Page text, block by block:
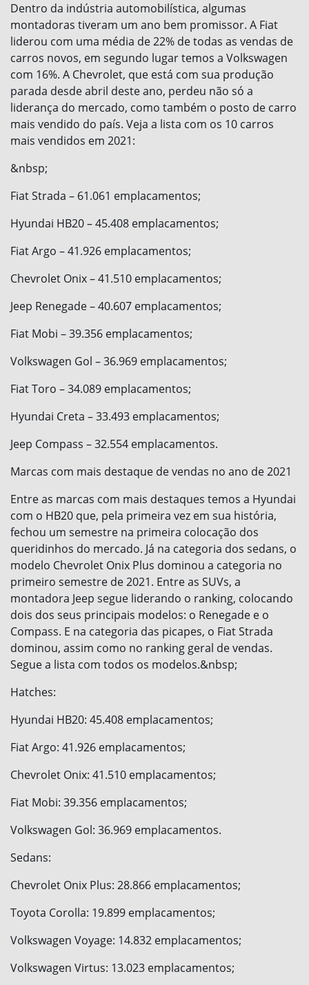
Dentro da indústria automobilística, algumas
montadoras tiveram um ano bem promissor. A Fiat
liderou com uma média de 22% de todas as vendas de
carros novos, em segundo lugar temos a Volkswagen
com 16%. A Chevrolet, que está com sua produção
parada desde abril deste ano, perdeu não só a
liderança do mercado, como também o posto de carro
mais vendido do país. Veja a lista com os 10 carros
mais vendidos em 2021:
&nbsp;
Fiat Strada – 61.061 emplacamentos;
Hyundai HB20 – 45.408 emplacamentos;
Fiat Argo – 41.926 emplacamentos;
Chevrolet Onix – 41.510 emplacamentos;
Jeep Renegade – 40.607 emplacamentos;
Fiat Mobi – 39.356 emplacamentos;
Volkswagen Gol – 36.969 emplacamentos;
Fiat Toro – 34.089 emplacamentos;
Hyundai Creta – 33.493 emplacamentos;
Jeep Compass – 32.554 emplacamentos.
Marcas com mais destaque de vendas no ano de 2021
Entre as marcas com mais destaques temos a Hyundai
com o HB20 que, pela primeira vez em sua história,
fechou um semestre na primeira colocação dos
queridinhos do mercado. Já na categoria dos sedans, o
modelo Chevrolet Onix Plus dominou a categoria no
primeiro semestre de 2021. Entre as SUVs, a
montadora Jeep segue liderando o ranking, colocando
dois dos seus principais modelos: o Renegade e o
Compass. E na categoria das picapes, o Fiat Strada
dominou, assim como no ranking geral de vendas.
Segue a lista com todos os modelos.&nbsp;
Hatches:
Hyundai HB20: 45.408 emplacamentos;
Fiat Argo: 41.926 emplacamentos;
Chevrolet Onix: 41.510 emplacamentos;
Fiat Mobi: 39.356 emplacamentos;
Volkswagen Gol: 36.969 emplacamentos.
Sedans:
Chevrolet Onix Plus: 28.866 emplacamentos;
Toyota Corolla: 19.899 emplacamentos;
Volkswagen Voyage: 14.832 emplacamentos;
Volkswagen Virtus: 13.023 emplacamentos;